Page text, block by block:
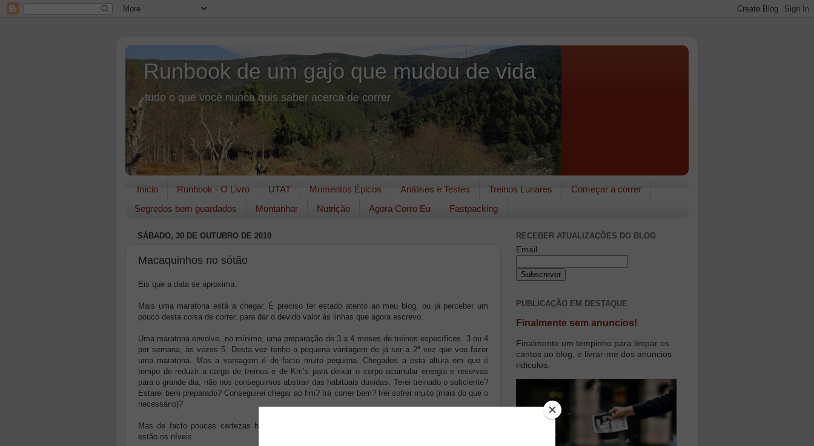
Runbook de um gajo que mudou de vida
tudo o que você nunca quis saber acerca de correr
Início Runbook - O Livro UTAT Momentos Épicos Análises e Testes Treinos Lunares
Começar a correr
Segredos bem guardados
Montanhar Nutrição Agora Corro Eu Fastpacking
SÁBADO, 30 DE OUTUBRO DE 2010
Macaquinhos no sótão
Eis que a data se aproxima.
Mais uma maratona está a chegar. É preciso ter estado atento ao meu blog, ou já perceber um
pouco desta coisa de correr, para dar o devido valor às linhas que agora escrevo.
Uma maratona envolve, no mínimo, uma preparação de 3 a 4 meses de treinos específicos. 3 ou 4
por semana, às vezes 5. Desta vez tenho a pequena vantagem de já ser a 2ª vez que vou fazer
uma maratona. Mas a vantagem é de facto muito pequena. Chegados a esta altura em que é
tempo de reduzir a carga de treinos e de Km’s para deixar o corpo acumular energia e reservas
para o grande dia, não nos conseguimos abstrair das habituais duvidas. Terei treinado o suficiente?
Estarei bem preparado? Conseguirei chegar ao fim? Irá correr bem? Irei sofrer muito (mais do que o
necessário)?
Mas de facto poucas certezas há. Não temos ponteirinhos e luzinhas que nos indiquem como
estão os níveis.
RECEBER ATUALIZAÇÕES DO BLOG
Email
PUBLICAÇÃO EM DESTAQUE
Finalmente sem anuncios!
Finalmente um tempinho para limpar os
cantos ao blog, e livrar-me dos anuncios
ridiculos.